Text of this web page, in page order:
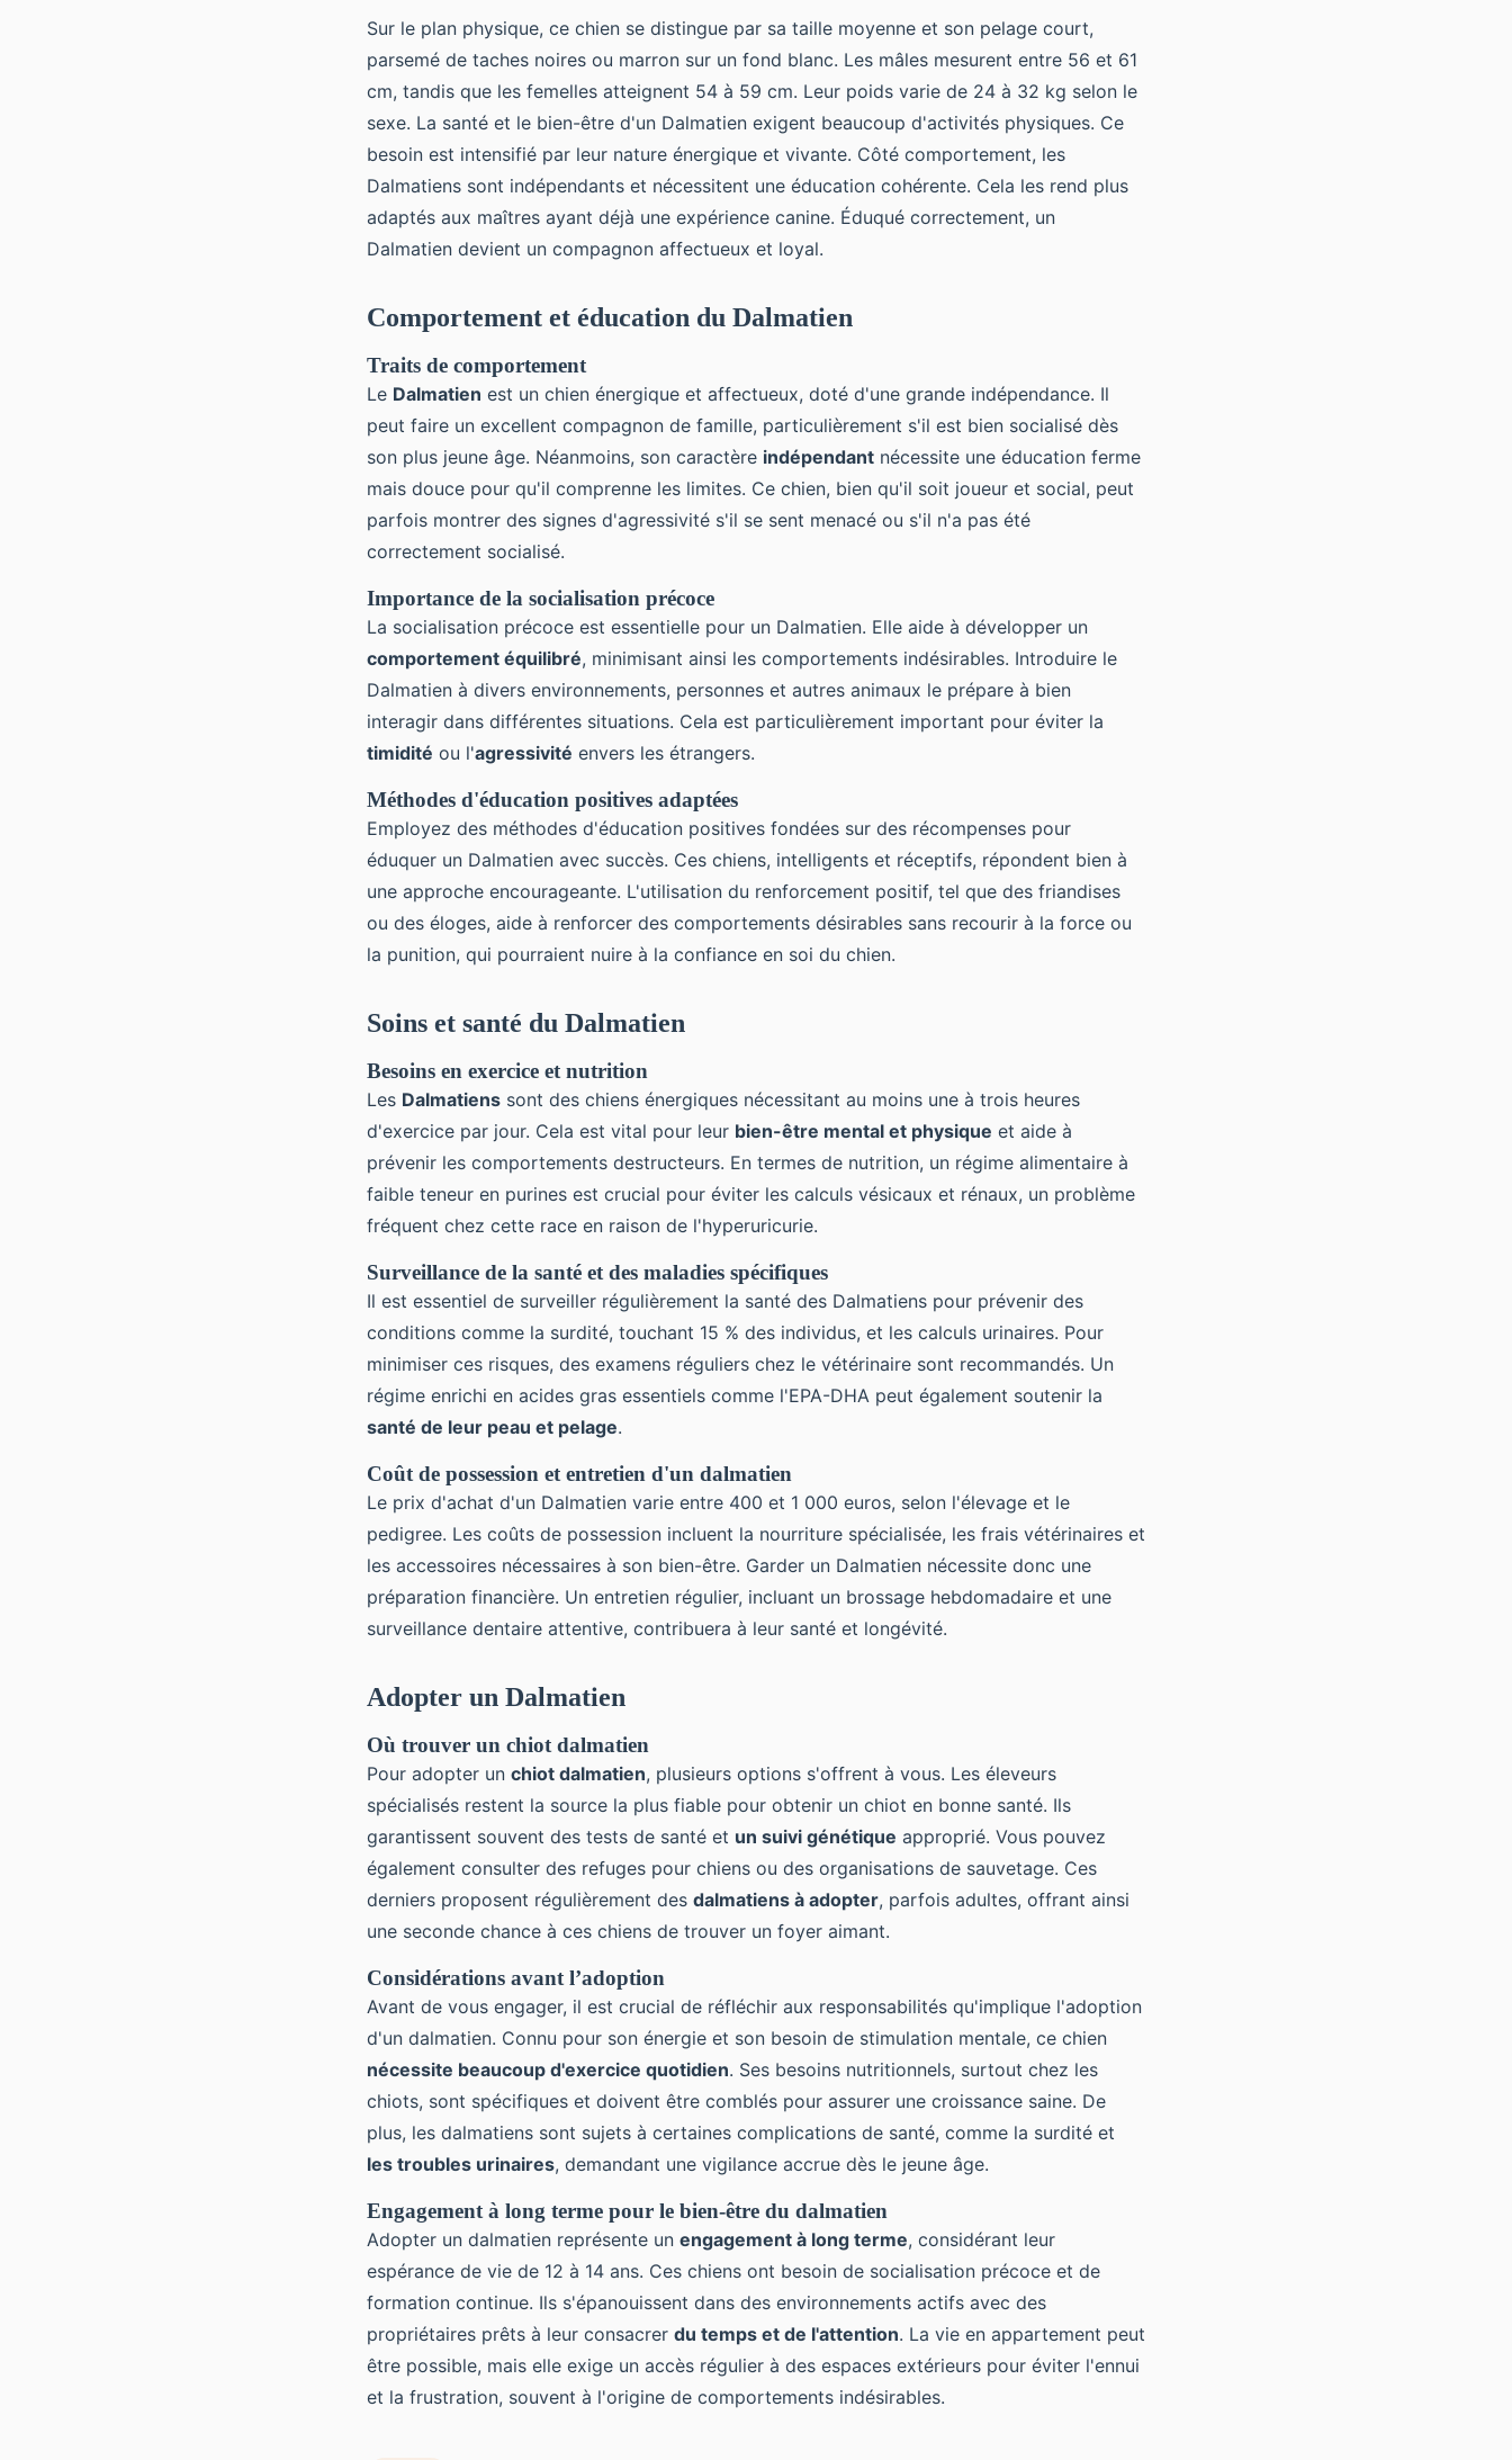
Sur le plan physique, ce chien se distingue par sa taille moyenne et son pelage court,
parsemé de taches noires ou marron sur un fond blanc. Les mâles mesurent entre 56 et 61
cm, tandis que les femelles atteignent 54 à 59 cm. Leur poids varie de 24 à 32 kg selon le
sexe. La santé et le bien-être d'un Dalmatien exigent beaucoup d'activités physiques. Ce
besoin est intensifié par leur nature énergique et vivante. Côté comportement, les
Dalmatiens sont indépendants et nécessitent une éducation cohérente. Cela les rend plus
adaptés aux maîtres ayant déjà une expérience canine. Éduqué correctement, un
Dalmatien devient un compagnon affectueux et loyal.
Comportement et éducation du Dalmatien
Traits de comportement
Le Dalmatien est un chien énergique et affectueux, doté d'une grande indépendance. Il
peut faire un excellent compagnon de famille, particulièrement s'il est bien socialisé dès
son plus jeune âge. Néanmoins, son caractère indépendant nécessite une éducation ferme
mais douce pour qu'il comprenne les limites. Ce chien, bien qu'il soit joueur et social, peut
parfois montrer des signes d'agressivité s'il se sent menacé ou s'il n'a pas été
correctement socialisé.
Importance de la socialisation précoce
La socialisation précoce est essentielle pour un Dalmatien. Elle aide à développer un
comportement équilibré, minimisant ainsi les comportements indésirables. Introduire le
Dalmatien à divers environnements, personnes et autres animaux le prépare à bien
interagir dans différentes situations. Cela est particulièrement important pour éviter la
timidité ou l'agressivité envers les étrangers.
Méthodes d'éducation positives adaptées
Employez des méthodes d'éducation positives fondées sur des récompenses pour
éduquer un Dalmatien avec succès. Ces chiens, intelligents et réceptifs, répondent bien à
une approche encourageante. L'utilisation du renforcement positif, tel que des friandises
ou des éloges, aide à renforcer des comportements désirables sans recourir à la force ou
la punition, qui pourraient nuire à la confiance en soi du chien.
Soins et santé du Dalmatien
Besoins en exercice et nutrition
Les Dalmatiens sont des chiens énergiques nécessitant au moins une à trois heures
d'exercice par jour. Cela est vital pour leur bien-être mental et physique et aide à
prévenir les comportements destructeurs. En termes de nutrition, un régime alimentaire à
faible teneur en purines est crucial pour éviter les calculs vésicaux et rénaux, un problème
fréquent chez cette race en raison de l'hyperuricurie.
Surveillance de la santé et des maladies spécifiques
Il est essentiel de surveiller régulièrement la santé des Dalmatiens pour prévenir des
conditions comme la surdité, touchant 15 % des individus, et les calculs urinaires. Pour
minimiser ces risques, des examens réguliers chez le vétérinaire sont recommandés. Un
régime enrichi en acides gras essentiels comme l'EPA-DHA peut également soutenir la
santé de leur peau et pelage.
Coût de possession et entretien d'un dalmatien
Le prix d'achat d'un Dalmatien varie entre 400 et 1 000 euros, selon l'élevage et le
pedigree. Les coûts de possession incluent la nourriture spécialisée, les frais vétérinaires et
les accessoires nécessaires à son bien-être. Garder un Dalmatien nécessite donc une
préparation financière. Un entretien régulier, incluant un brossage hebdomadaire et une
surveillance dentaire attentive, contribuera à leur santé et longévité.
Adopter un Dalmatien
Où trouver un chiot dalmatien
Pour adopter un chiot dalmatien, plusieurs options s'offrent à vous. Les éleveurs
spécialisés restent la source la plus fiable pour obtenir un chiot en bonne santé. Ils
garantissent souvent des tests de santé et un suivi génétique approprié. Vous pouvez
également consulter des refuges pour chiens ou des organisations de sauvetage. Ces
derniers proposent régulièrement des dalmatiens à adopter, parfois adultes, offrant ainsi
une seconde chance à ces chiens de trouver un foyer aimant.
Considérations avant l’adoption
Avant de vous engager, il est crucial de réfléchir aux responsabilités qu'implique l'adoption
d'un dalmatien. Connu pour son énergie et son besoin de stimulation mentale, ce chien
nécessite beaucoup d'exercice quotidien. Ses besoins nutritionnels, surtout chez les
chiots, sont spécifiques et doivent être comblés pour assurer une croissance saine. De
plus, les dalmatiens sont sujets à certaines complications de santé, comme la surdité et
les troubles urinaires, demandant une vigilance accrue dès le jeune âge.
Engagement à long terme pour le bien-être du dalmatien
Adopter un dalmatien représente un engagement à long terme, considérant leur
espérance de vie de 12 à 14 ans. Ces chiens ont besoin de socialisation précoce et de
formation continue. Ils s'épanouissent dans des environnements actifs avec des
propriétaires prêts à leur consacrer du temps et de l'attention. La vie en appartement peut
être possible, mais elle exige un accès régulier à des espaces extérieurs pour éviter l'ennui
et la frustration, souvent à l'origine de comportements indésirables.